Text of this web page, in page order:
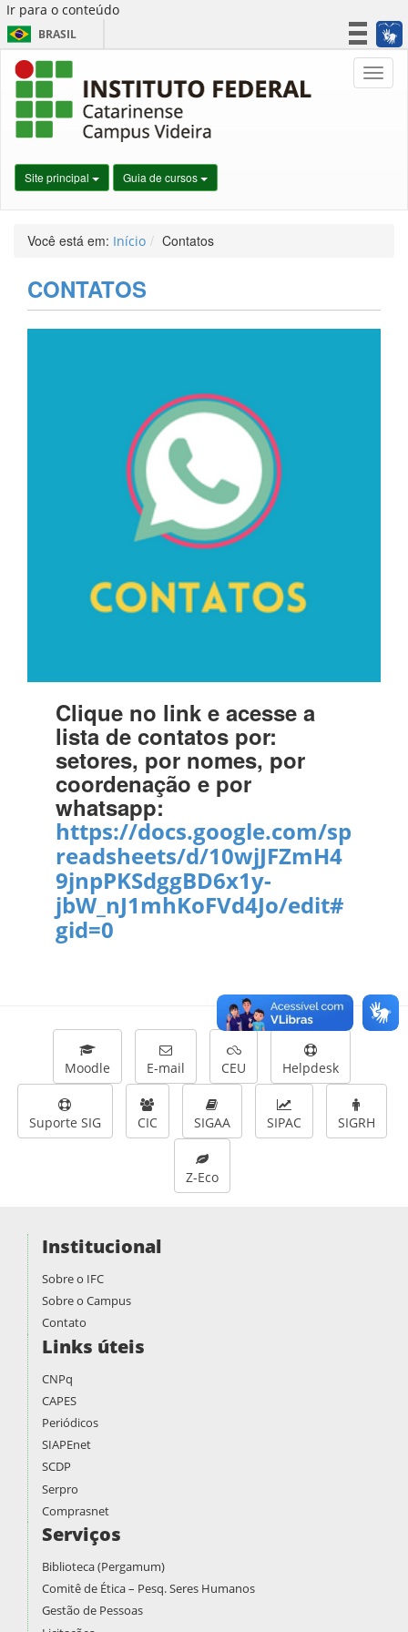
Ir para o conteúdo
BRASIL
Simplifique!
Site principal Guia de cursos
Você está em: Início Contatos
CONTATOS
Clique no link e acesse a
lista de contatos por:
setores, por nomes, por
coordenação e por
whatsapp:
https://docs.google.com/sp
readsheets/d/10wjJFZmH4
9jnpPKSdggBD6x1y-
jbW_nJ1mhKoFVd4Jo/edit#
gid=0
Moodle E-mail CEU Helpdesk
Suporte SIG CIC SIGAA SIPAC SIGRH
Z-Eco
Institucional
Sobre o IFC
Sobre o Campus
Contato
Links úteis
CNPq
CAPES
Periódicos
SIAPEnet
SCDP
Serpro
Comprasnet
Serviços
Biblioteca (Pergamum)
Comitê de Ética – Pesq. Seres Humanos
Gestão de Pessoas